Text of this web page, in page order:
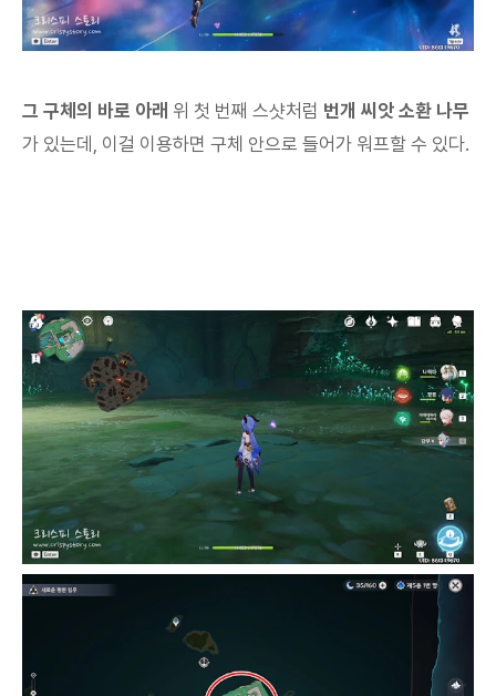
그 구체의 바로 아래 위 첫 번째 스샷처럼 번개 씨앗 소환 나무
가 있는데, 이걸 이용하면 구체 안으로 들어가 워프할 수 있다.